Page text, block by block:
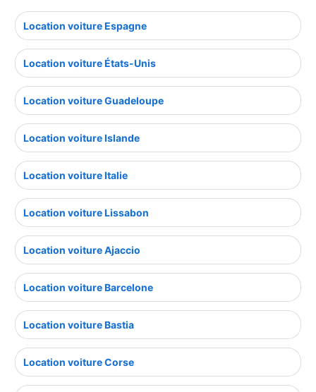
Location voiture Espagne
Location voiture États-Unis
Location voiture Guadeloupe
Location voiture Islande
Location voiture Italie
Location voiture Lissabon
Location voiture Ajaccio
Location voiture Barcelone
Location voiture Bastia
Location voiture Corse